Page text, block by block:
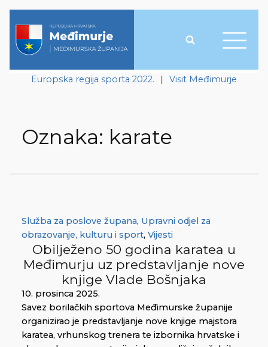
Europska regija sporta 2022. | Visit Međimurje
Oznaka: karate
Služba za poslove župana, Upravni odjel za
obrazovanje, kulturu i sport, Vijesti
Obilježeno 50 godina karatea u
Međimurju uz predstavljanje nove
knjige Vlade Bošnjaka
10. prosinca 2025.
Savez borilačkih sportova Međimurske županije
organizirao je predstavljanje nove knjige majstora
karatea, vrhunskog trenera te izbornika hrvatske i